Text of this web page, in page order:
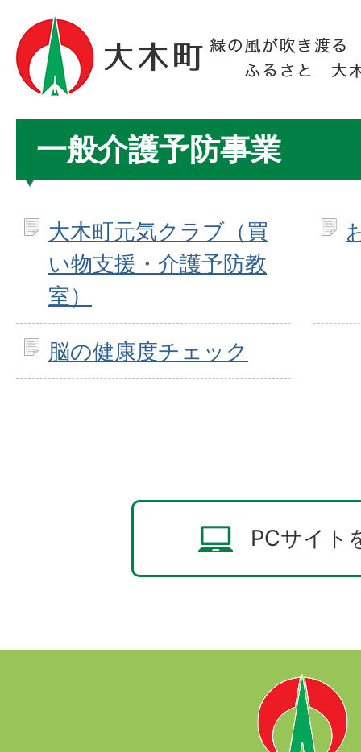
一般介護予防事業
大木町元気クラブ（買
い物支援・介護予防教
室）
脳の健康度チェック
PCサイト